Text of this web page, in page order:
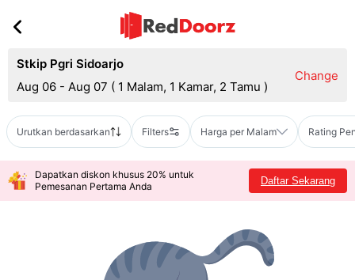
Stkip Pgri Sidoarjo
Aug 06 - Aug 07 ( 1 Malam, 1 Kamar, 2 Tamu )
Change
Urutkan berdasarkan Filters Harga per Malam Rating
Dapatkan diskon khusus 20% untuk
Pemesanan Pertama Anda
Daftar Sekarang